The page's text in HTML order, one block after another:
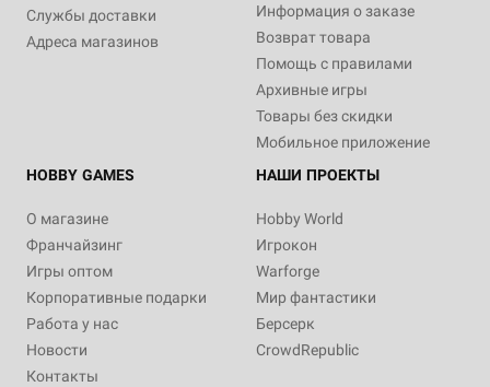
Службы доставки
Адреса магазинов
Информация о заказе
Возврат товара
Помощь с правилами
Архивные игры
Товары без скидки
Мобильное приложение
HOBBY GAMES
О магазине
Франчайзинг
Игры оптом
Корпоративные подарки
Работа у нас
Новости
Контакты
НАШИ ПРОЕКТЫ
Hobby World
Игрокон
Warforge
Мир фантастики
Берсерк
CrowdRepublic